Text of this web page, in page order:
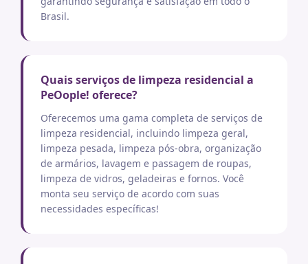
Brasil.
Quais serviços de limpeza residencial a
PeOople! oferece?
Oferecemos uma gama completa de serviços de
limpeza residencial, incluindo limpeza geral,
limpeza pesada, limpeza pós-obra, organização
de armários, lavagem e passagem de roupas,
limpeza de vidros, geladeiras e fornos. Você
monta seu serviço de acordo com suas
necessidades específicas!